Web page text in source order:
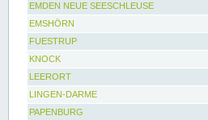
EMDEN NEUE SEESCHLEUSE
EMSHÖRN
FUESTRUP
KNOCK
LEERORT
LINGEN-DARME
PAPENBURG